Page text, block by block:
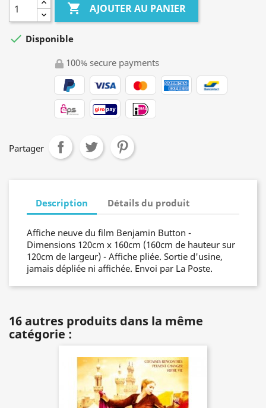
 AJOUTER AU PANIER
 Disponible
100% secure payments
Partager
Description Détails du produit
Affiche neuve du film Benjamin Button -
Dimensions 120cm x 160cm (160cm de hauteur sur
120cm de largeur) - Affiche pliée. Sortie d'usine,
jamais dépliée ni affichée. Envoi par La Poste.
16 autres produits dans la même
catégorie :